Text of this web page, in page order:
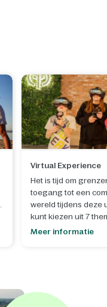
Virtual Experience
Het is tijd om
toegang tot een
wereld tijdens deze
kunt kiezen uit 7
Meer informatie